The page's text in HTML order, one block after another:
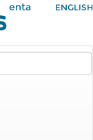
ENGLISH